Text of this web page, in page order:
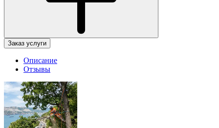
Заказ услуги
Описание
Отзывы